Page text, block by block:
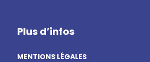
Plus d’infos
MENTIONS LÉGALES